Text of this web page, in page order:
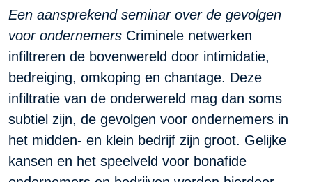
Een aansprekend seminar over de gevolgen
voor ondernemers Criminele netwerken
infiltreren de bovenwereld door intimidatie,
bedreiging, omkoping en chantage. Deze
infiltratie van de onderwereld mag dan soms
subtiel zijn, de gevolgen voor ondernemers in
het midden- en klein bedrijf zijn groot. Gelijke
kansen en het speelveld voor bonafide